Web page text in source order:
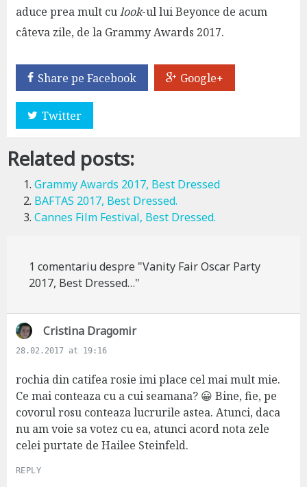
aduce prea mult culook-ul lui Beyonce de acum
câteva zile, de la Grammy Awards 2017.
Share pe Facebook Google+
Twitter
Related posts:
Grammy Awards 2017, Best Dressed
BAFTAS 2017, Best Dressed.
Cannes Film Festival, Best Dressed.
1 comentariu despre "Vanity Fair Oscar Party
2017, Best Dressed…"
Cristina Dragomirs
s
:
28.02.2017 at 19:16
rochia din catifea rosie imi place cel mai mult mie.
Ce mai conteaza cu a cui seamana? 😀 Bine, fie, pe
covorul rosu conteaza lucrurile astea. Atunci, daca
nu am voie sa votez cu ea, atunci acord nota zele
celei purtate de Hailee Steinfeld.
REPLY